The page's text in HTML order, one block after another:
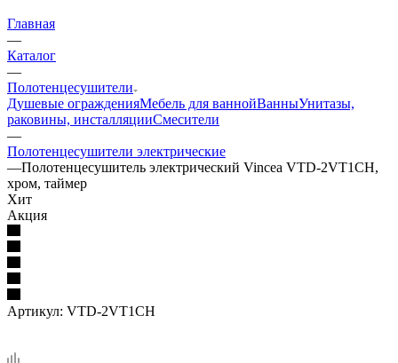
Главная
—
Каталог
—
Полотенцесушители
Душевые огражденияМебель для ваннойВанныУнитазы,
раковины, инсталляцииСмесители
—
Полотенцесушители электрические
—Полотенцесушитель электрический Vincea VTD-2VT1CH,
хром, таймер
Хит
Акция
Артикул: VTD-2VT1CH